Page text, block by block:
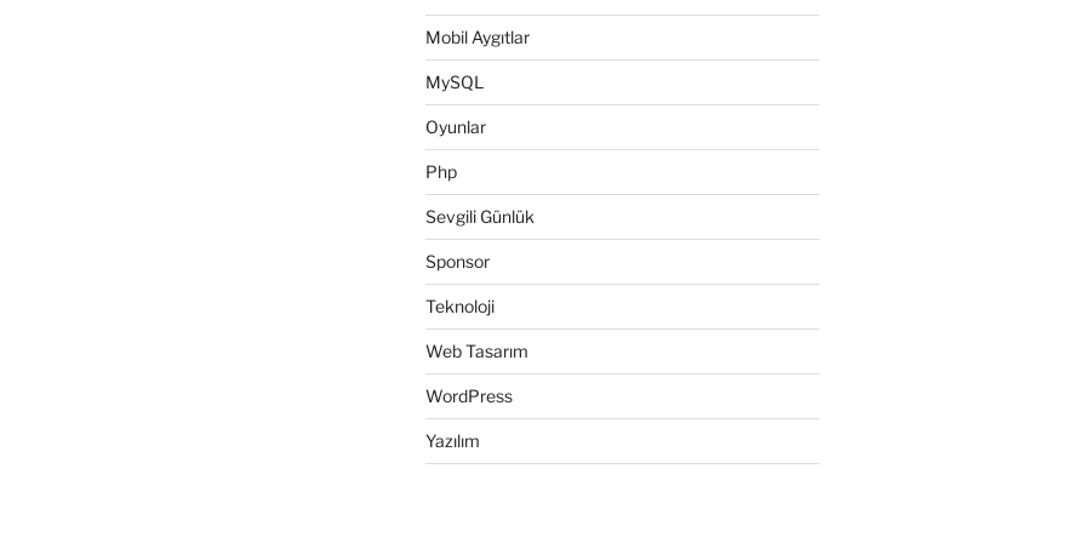
Mobil Aygıtlar
MySQL
Oyunlar
Php
Sevgili Günlük
Sponsor
Teknoloji
Web Tasarım
WordPress
Yazılım